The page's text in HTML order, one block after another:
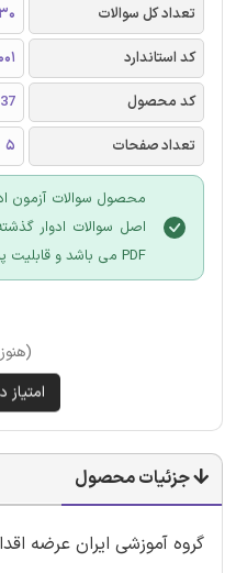
تعداد کل سوالات
30
کد استاندارد
کد محصول
تعداد صفحات
5
محصول سوالات آزمون
اصل سوالات ادوار
PDF می باشد و قابلیت پرینت نیز دارد.
جزئیات محصول
گروه آموزشی ایران عرضه